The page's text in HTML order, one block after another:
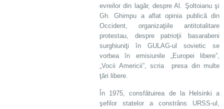
evreilor din lagăr, despre Al. Şoltoianu şi
Gh. Ghimpu a aflat opinia publică din
Occident, organizaţiile antitotalitare
protestau, despre patrioţii basarabeni
surghiuniţi în GULAG-ul sovietic se
vorbea în emisiunile „Europei libere”,
„Vocii Americii”, scria presa din multe
ţări libere.
În 1975, consfătuirea de la Helsinki a
şefilor statelor a constrâns URSS-ul,